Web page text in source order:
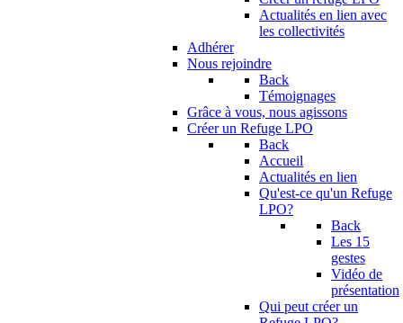
Actualités en lien avec
les collectivités
Adhérer
Nous rejoindre
Back
Témoignages
Grâce à vous, nous agissons
Créer un Refuge LPO
Back
Accueil
Actualités en lien
Qu'est-ce qu'un Refuge
LPO?
Back
Les 15
gestes
Vidéo de
présentation
Qui peut créer un